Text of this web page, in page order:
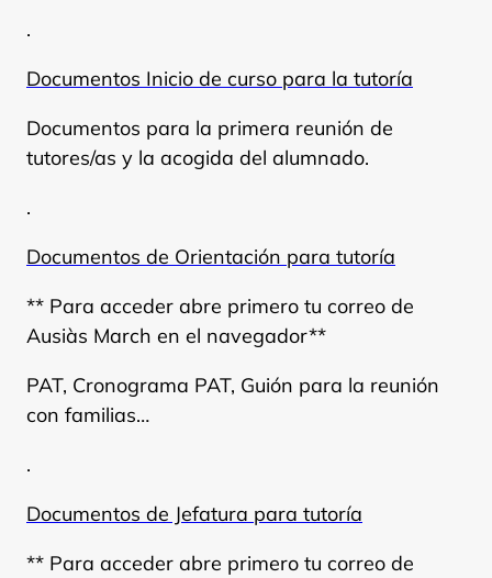
.
Documentos Inicio de curso para la tutoría
Documentos para la primera reunión de
tutores/as y la acogida del alumnado.
.
Documentos de Orientación para tutoría
** Para acceder abre primero tu correo de
Ausiàs March en el navegador**
PAT, Cronograma PAT, Guión para la reunión
con familias…
.
Documentos de Jefatura para tutoría
** Para acceder abre primero tu correo de